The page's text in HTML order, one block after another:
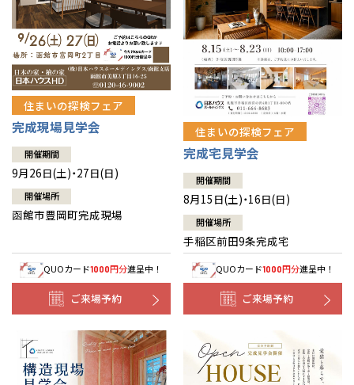
住まいの探検フェア
完成現場見学会
開催期間
9月26日(土)・27日(日)
開催場所
函館市豊岡町完成現場
QUOカード1000円分進呈中！
ご来場予約
住まいの探検フェア
完成宅見学会
開催期間
8月15日(土)・16日(日)
開催場所
手稲区前田9条完成宅
QUOカード1000円分進呈中！
ご来場予約